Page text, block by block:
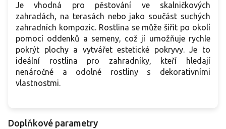
Je vhodná pro pěstování ve skalničkových
zahradách, na terasách nebo jako součást suchých
zahradních kompozic. Rostlina se může šířit po okolí
pomocí oddenků a semeny, což jí umožňuje rychle
pokrýt plochy a vytvářet estetické pokryvy. Je to
ideální rostlina pro zahradníky, kteří hledají
nenáročné a odolné rostliny s dekorativními
vlastnostmi.
Doplňkové parametry